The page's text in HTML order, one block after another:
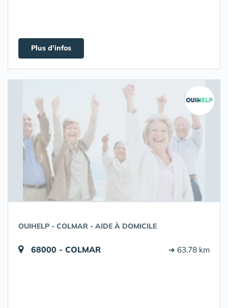
Plus d'infos
OUIHELP - COLMAR - AIDE À DOMICILE
68000 - COLMAR ➔ 63.78 km